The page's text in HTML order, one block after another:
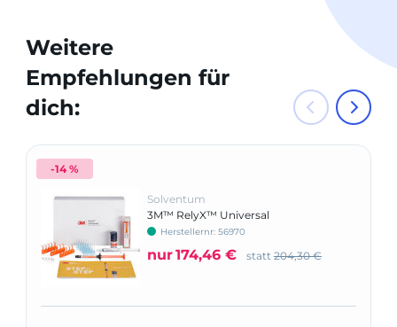
Weitere
Empfehlungen für
dich:
-14 %
Solventum
3M™ RelyX™ Universal
Befestigungskomposit - Trial Kit
Herstellernr: 56970
nur174,46 € statt 204,30 €